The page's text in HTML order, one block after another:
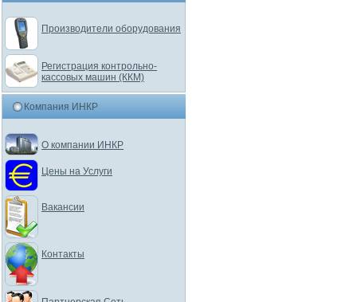
Производители оборудования
Регистрация контрольно-
кассовых машин (ККМ)
Компания ИНКР
О компании ИНКР
Цены на Услуги
Вакансии
Контакты